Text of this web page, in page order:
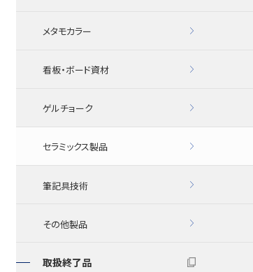
メタモカラー
看板・ボード資材
ゲルチョーク
セラミックス製品
筆記具技術
その他製品
取扱終了品